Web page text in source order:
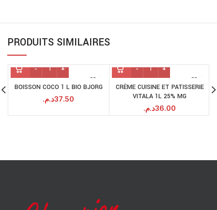
PRODUITS SIMILAIRES
BOISSON COCO 1 L BIO BJORG
37.50د.م.
CRÈME CUISINE ET PATISSERIE
VITALA 1L 25% MG
36.00د.م.